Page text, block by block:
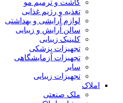
کاشت و ترمیم مو
تغذیه و رژیم غذایی
لوازم آرایشی و بهداشتی
سالن آرایش و زیبایی
کلینیک زیبایی
تجهیزات پزشکی
تجهیزات آزمایشگاهی
سایر
تجهیزات زیبایی
املاک
ملک صنعتی